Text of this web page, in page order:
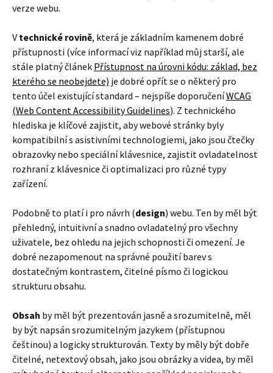
verze webu.
V technické rovině, která je základním kamenem dobré
přístupnosti (více informací viz například můj starší, ale
stále platný článek Přístupnost na úrovni kódu: základ, bez
kterého se neobejdete) je dobré opřít se o některý pro
tento účel existující standard – nejspíše doporučeníWCAG
(Web Content Accessibility Guidelines). Z technického
hlediska je klíčové zajistit, aby webové stránky byly
kompatibilní s asistivními technologiemi, jako jsou čtečky
obrazovky nebo speciální klávesnice, zajistit ovladatelnost
rozhraní z klávesnice či optimalizaci pro různé typy
zařízení.
Podobně to platí i pro návrh (design) webu. Ten by měl být
přehledný, intuitivní a snadno ovladatelný pro všechny
uživatele, bez ohledu na jejich schopnosti či omezení. Je
dobré nezapomenout na správné použití barev s
dostatečným kontrastem, čitelné písmo či logickou
strukturu obsahu.
Obsah by měl být prezentován jasně a srozumitelně, měl
by být napsán srozumitelným jazykem (přístupnou
češtinou) a logicky strukturován. Texty by měly být dobře
čitelné, netextový obsah, jako jsou obrázky a videa, by měl